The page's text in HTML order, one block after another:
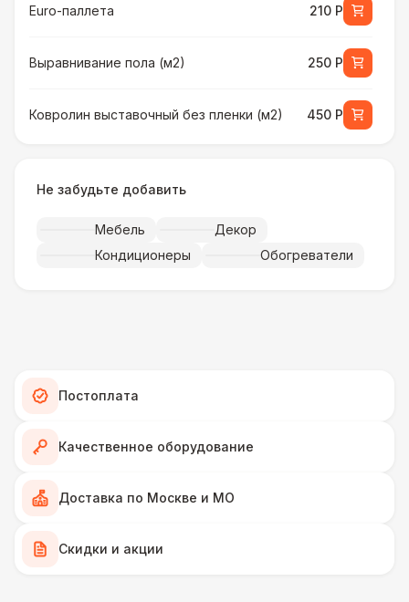
Euro-паллета 210 Р
Выравнивание пола (м2) 250 Р
Ковролин выставочный без пленки (м2) 450 Р
Не забудьте добавить
Мебель
Декор
Кондиционеры
Обогреватели
Постоплата
Качественное оборудование
Доставка по Москве и МО
Скидки и акции